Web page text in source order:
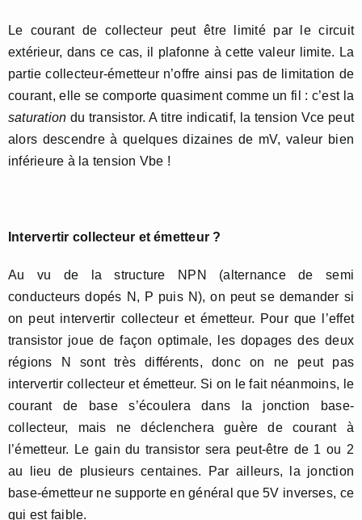
Le courant de collecteur peut être limité par le circuit
extérieur, dans ce cas, il plafonne à cette valeur limite. La
partie collecteur-émetteur n’offre ainsi pas de limitation de
courant, elle se comporte quasiment comme un fil : c’est la
saturation du transistor. A titre indicatif, la tension Vce peut
alors descendre à quelques dizaines de mV, valeur bien
inférieure à la tension Vbe !
Intervertir collecteur et émetteur ?
Au vu de la structure NPN (alternance de semi
conducteurs dopés N, P puis N), on peut se demander si
on peut intervertir collecteur et émetteur. Pour que l’effet
transistor joue de façon optimale, les dopages des deux
régions N sont très différents, donc on ne peut pas
intervertir collecteur et émetteur. Si on le fait néanmoins, le
courant de base s’écoulera dans la jonction base-
collecteur, mais ne déclenchera guère de courant à
l’émetteur. Le gain du transistor sera peut-être de 1 ou 2
au lieu de plusieurs centaines. Par ailleurs, la jonction
base-émetteur ne supporte en général que 5V inverses, ce
qui est faible.